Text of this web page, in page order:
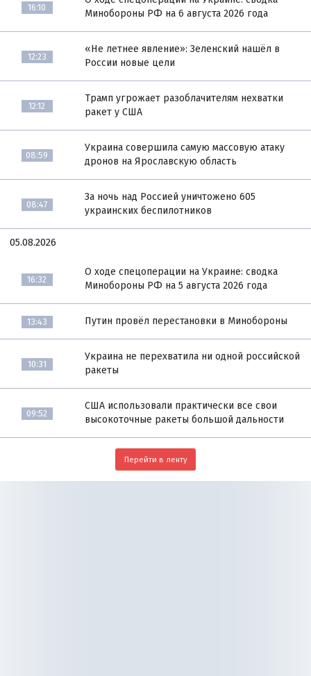
16:10
Минобороны РФ на 6 августа 2026 года
12:23
«Не летнее явление»: Зеленский нашёл в
России новые цели
12:12
Трамп угрожает разоблачителям нехватки
ракет у США
08:59
Украина совершила самую массовую атаку
дронов на Ярославскую область
08:47
За ночь над Россией уничтожено 605
украинских беспилотников
05.08.2026
16:32
О ходе спецоперации на Украине: сводка
Минобороны РФ на 5 августа 2026 года
13:43 Путин провёл перестановки в Минобороны
10:31
Украина не перехватила ни одной российской
ракеты
09:52
США использовали практически все свои
высокоточные ракеты большой дальности
Перейти в ленту